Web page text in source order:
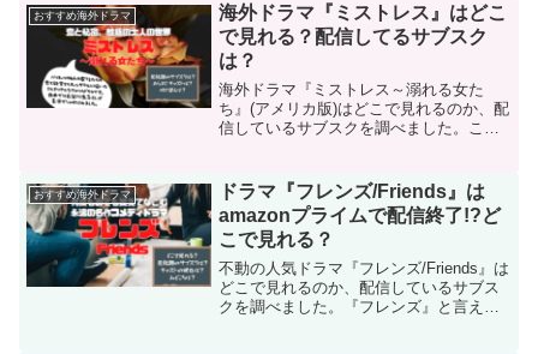
おすすめ海外ドラマ
海外ドラマ『ミストレス』はどこ
で見れる？配信してるサブスク
は？
海外ドラマ『ミストレス～溺れる女た
ち』(アメリカ版)はどこで見れるのか、配
信しているサブスクを調べました。この
ます！
おすすめ海外ドラマ
ドラマ『フレンズ/Friends』は
amazonプライムで配信終了!?ど
こで見れる？
不動の人気ドラマ『フレンズ/Friends』は
どこで見れるのか、配信しているサブス
クを調べました。『フレンズ』と言え